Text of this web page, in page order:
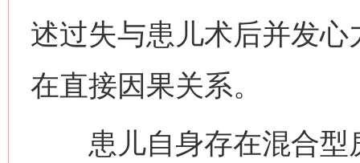
述过失与患儿术后并发
在直接因果关系。
患儿自身存在混合型